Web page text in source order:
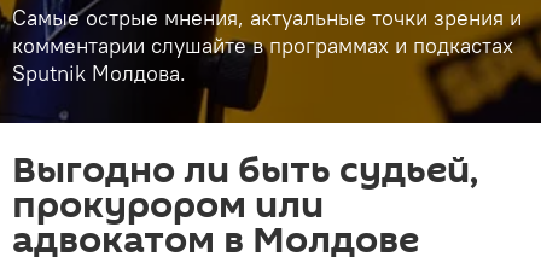
Самые острые мнения, актуальные точки зрения и
комментарии слушайте в программах и подкастах
Sputnik Молдова.
Выгодно ли быть судьей,
прокурором или
адвокатом в Молдове